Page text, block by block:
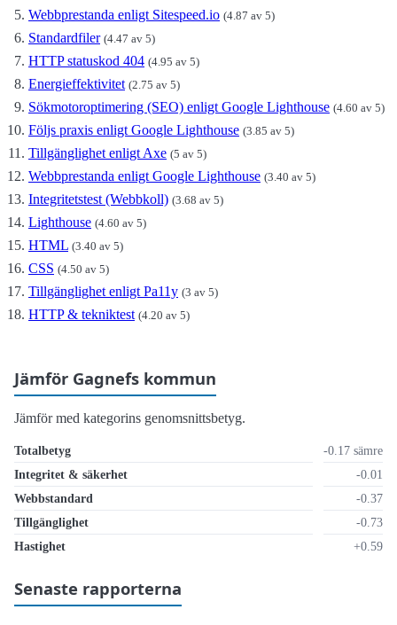
Webbprestanda enligt Sitespeed.io (4.87 av 5)
Standardfiler (4.47 av 5)
HTTP statuskod 404 (4.95 av 5)
Energieffektivitet (2.75 av 5)
Sökmotoroptimering (SEO) enligt Google Lighthouse (4.60 av 5)
Följs praxis enligt Google Lighthouse (3.85 av 5)
Tillgänglighet enligt Axe (5 av 5)
Webbprestanda enligt Google Lighthouse (3.40 av 5)
Integritetstest (Webbkoll) (3.68 av 5)
Lighthouse (4.60 av 5)
HTML (3.40 av 5)
CSS (4.50 av 5)
Tillgänglighet enligt Pa11y (3 av 5)
HTTP & tekniktest (4.20 av 5)
Jämför Gagnefs kommun
Jämför med kategorins genomsnittsbetyg.
Totalbetyg
-0.17 sämre
Integritet & säkerhet
-0.01
Webbstandard
-0.37
Tillgänglighet
-0.73
Hastighet
+0.59
Senaste rapporterna